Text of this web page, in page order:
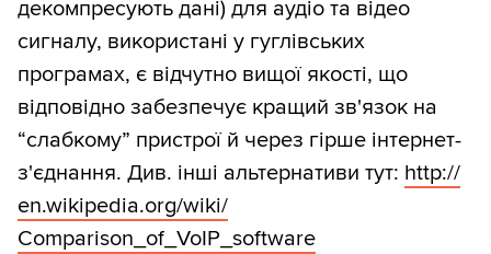
декомпресують дані) для аудіо та відео
сигналу, використані у гуглівських
програмах, є відчутно вищої якості, що
відповідно забезпечує кращий зв'язок на
“слабкому” пристрої й через гірше інтернет-
з'єднання. Див. інші альтернативи тут: http://
en.wikipedia.org/wiki/
Comparison_of_VoIP_software